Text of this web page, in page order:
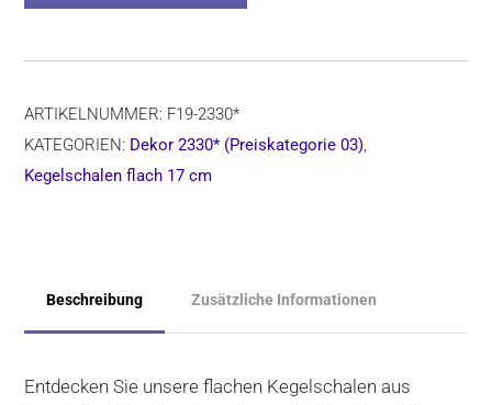
Dec.2330*,
H=5
cm
Menge
ARTIKELNUMMER: F19-2330*
KATEGORIEN: Dekor 2330* (Preiskategorie 03),
Kegelschalen flach 17 cm
Beschreibung Zusätzliche Informationen
Entdecken Sie unsere flachen Kegelschalen aus